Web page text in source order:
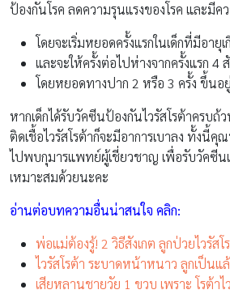
ป้องกันโรค ลดความรุนแรงของโรค และมี
โดยจะเริ่มหยอดครั้งแรกในเด็กที่มีอา
และจะให้ครั้งต่อไปห่างจากครั้งแรก 4
โดยหยอดทางปาก 2 หรือ 3 ครั้ง ขึ้น
หากเด็กได้รับวัคซีนป้องกันไวรัสโรต้าครบถ้
ติดเชื้อไวรัสโรต้าก็จะมีอาการเบาลง ทั้งนี้
ไปพบกุมารแพทย์ผู้เชี่ยวชาญ เพื่อรับวัคซี
เหมาะสมด้วยนะคะ
อ่านต่อบทความอื่นน่าสนใจ คลิก:
พ่อแม่ต้องรู้! 2 วิธีสังเกต ลูกป่วยไวรัสโ
ไวรัสโรต้า ระบาดหน้าหนาว ลูกเป็นแ
เสียหลานชายวัย 1 ขวบ เพราะ โรต้าไ